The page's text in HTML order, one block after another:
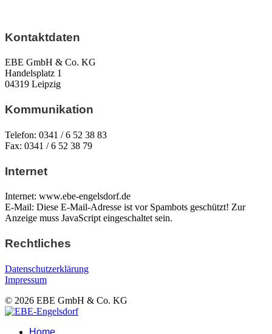
Kontaktdaten
EBE GmbH & Co. KG
Handelsplatz 1
04319 Leipzig
Kommunikation
Telefon: 0341 / 6 52 38 83
Fax: 0341 / 6 52 38 79
Internet
Internet: www.ebe-engelsdorf.de
E-Mail: Diese E-Mail-Adresse ist vor Spambots geschützt! Zur
Anzeige muss JavaScript eingeschaltet sein.
Rechtliches
Datenschutzerklärung
Impressum
© 2026 EBE GmbH & Co. KG
Home